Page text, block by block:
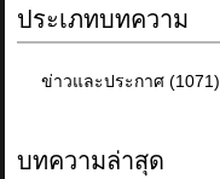
ประเภทบทความ
ข่าวและประกาศ (1071)
บทความล่าสุด